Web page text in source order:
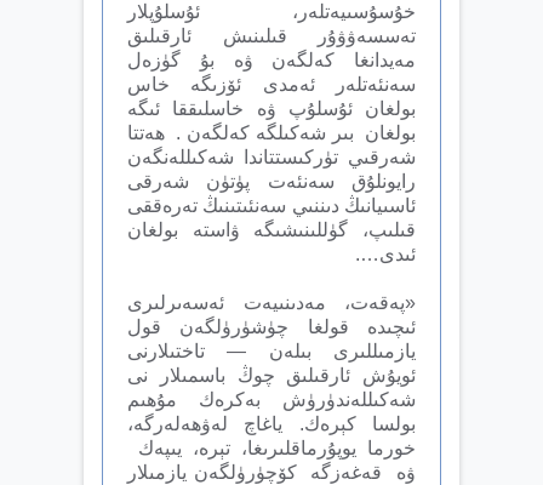
خۇسۇسىيەتلەر، ئۇسلۇپلار
تەسسەۋۋۇر قىلىنىش ئارقىلىق
مەيدانغا كەلگەن ۋە بۇ گۈزەل
سەنئەتلەر ئەمدى ئۆزىگە خاس
بولغان ئۇسلۇپ ۋە خاسلىققا ئىگە
بولغان بىر شەكىلگە كەلگەن . ھەتتا
شەرقىي تۈركىستتاندا شەكىللەنگەن
رايونلۇق سەنئەت پۈتۈن شەرقى
ئاسىيانىڭ دىننىي سەنئىتىنىڭ تەرەققى
قىلىپ، گۈللىنىشىگە ۋاستە بولغان
ئىدى….
«پەقەت، مەدىنىيەت ئەسەىرلىرى
ئىچىدە قولغا چۈشۈرۈلگەن قول
يازمىللىرى بىلەن — تاختىلارنى
ئويۇش ئارقىلىق چوڭ باسمىلار نى
شەكىللەندۈرۈش بەكرەك مۇھىم
بولسا كېرەك. ياغاچ لەۋھەلەرگە،
خورما يوپۇرماقلىرىغا، تېرە، يىپەك
ۋە قەغەزگە كۆچۈرۈلگەن يازمىلار